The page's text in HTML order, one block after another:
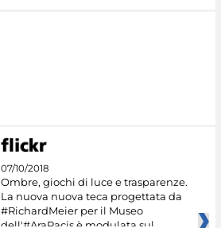
07/10/2018
Ombre, giochi di luce e trasparenze.
La nuova nuova teca progettata da
#RichardMeier per il Museo
dell'#AraPacis è modulata sul